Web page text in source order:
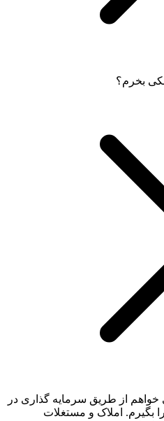
بخرم؟
از طریق سرمایه گذاری در
بگیرم. املاک و مستغلات